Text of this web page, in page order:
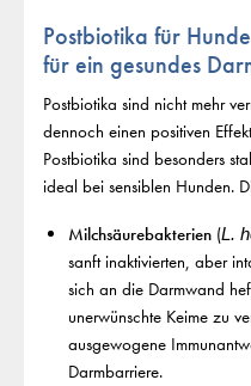
Postbiotika für
für ein gesundes
Postbiotika sind nicht mehr
dennoch einen positiven
Postbiotika sind besonders
ideal bei sensiblen Hunden.
Milchsäurebakterien(L.
sanft inaktivierten, aber
sich an die Darmwand
unerwünschte Keime zu
ausgewogene
Darmbarriere.